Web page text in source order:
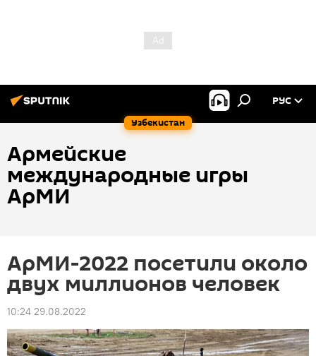
Узбекистан
РУС
Армейские
международные игры
АрМИ
АрМИ-2022 посетили около
двух миллионов человек
10:24 29.08.2022